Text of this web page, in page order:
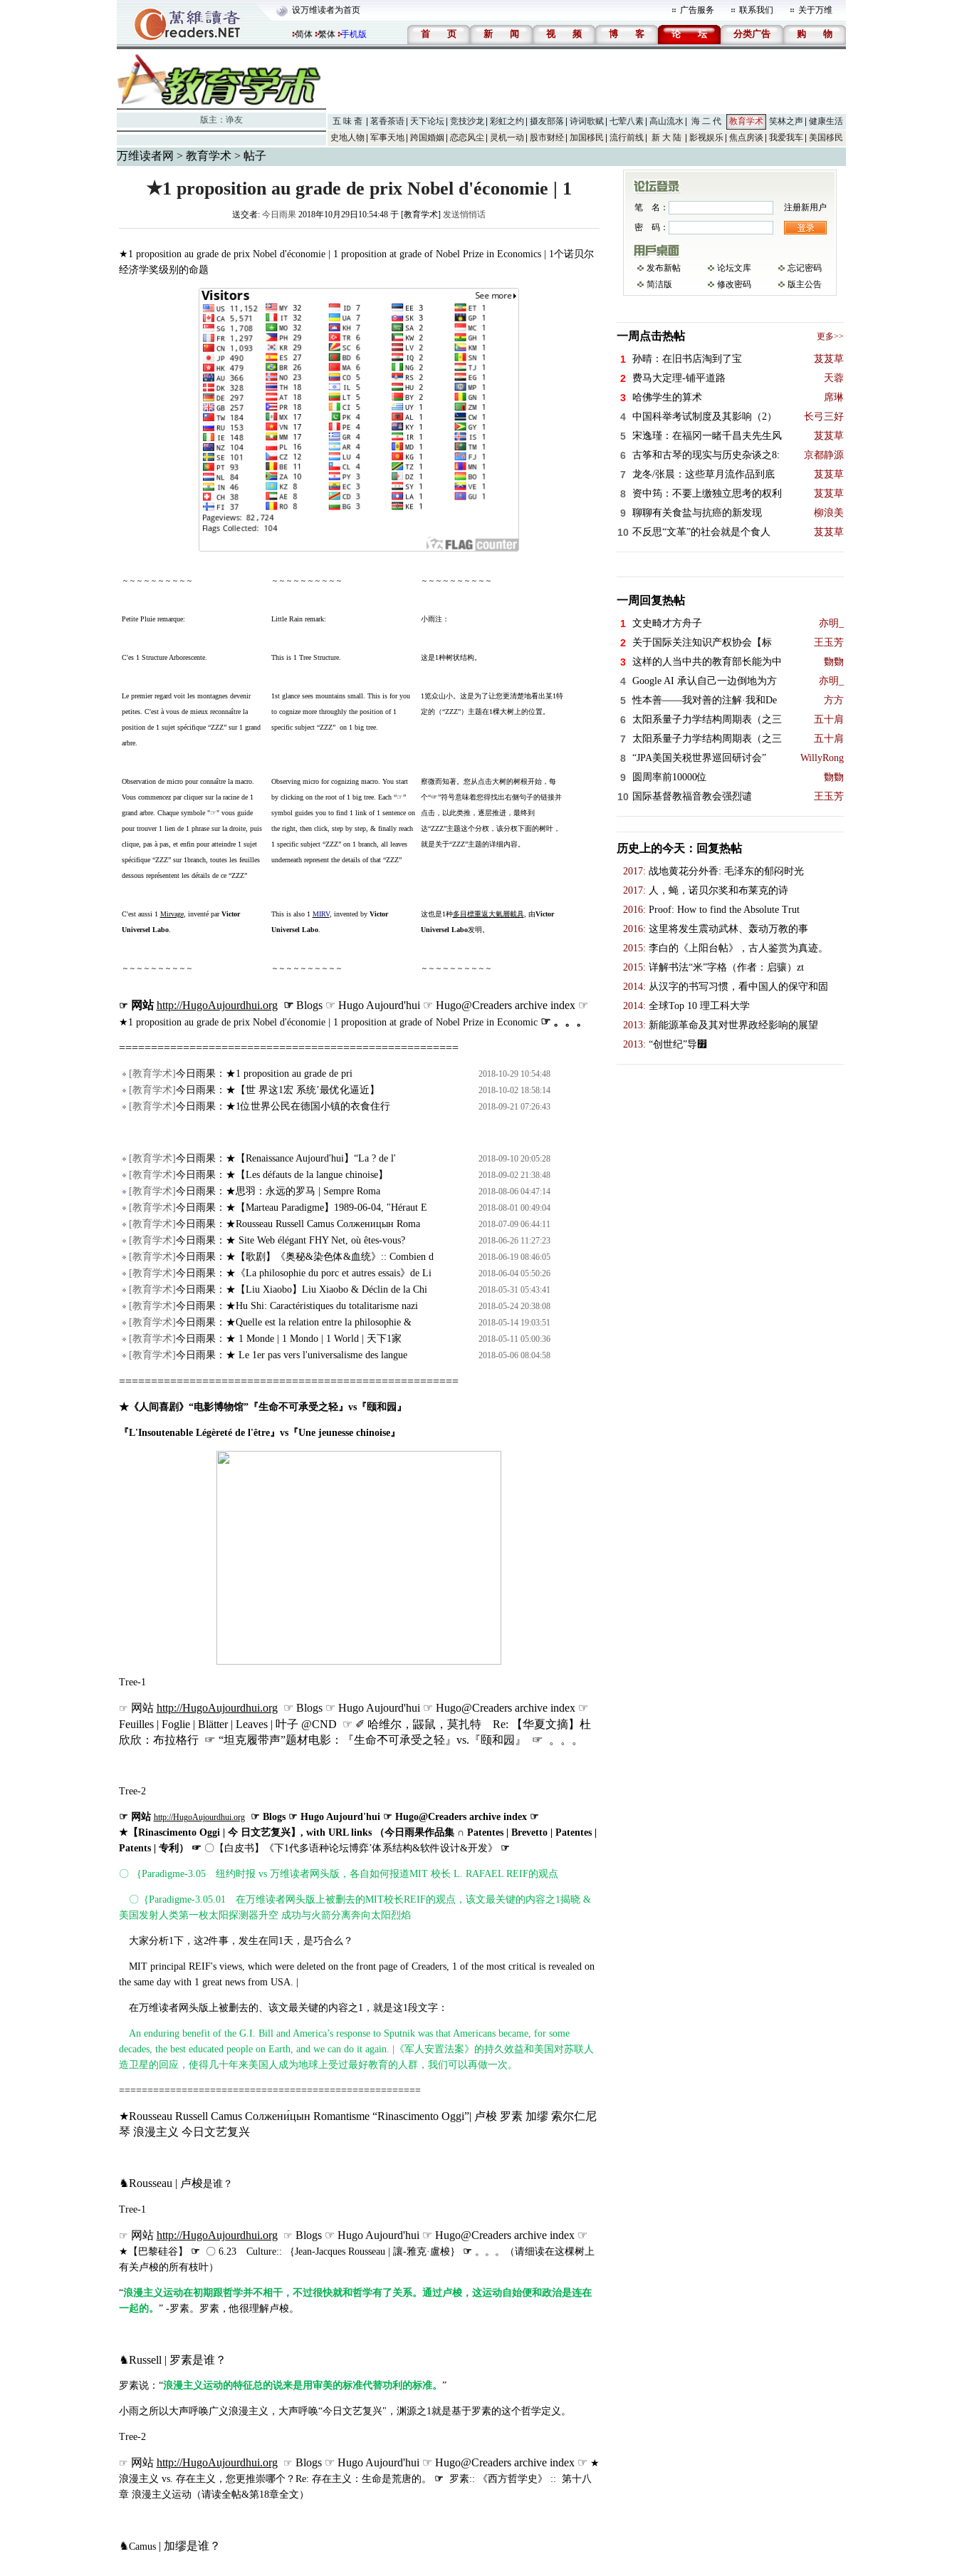
设万维读者为首页 广告服务 联系我们 关于万维
简体 繁体 手机版 首 页 新 闻 视 频 博 客 论 坛 分类广告 购 物
版主： 诤友 五 味 斋 茗香茶语 天下论坛 竞技沙龙 彩虹之约 摄友部落 诗词歌赋 七荤八素 高山流水 海 二 代 教育学术 笑林之声
健康生活
史地人物
军事天地 跨国婚姻 恋恋风尘 灵机一动 股市财经 加国移民 流行前线 新 大 陆 影视娱乐 焦点房谈 我爱我车 美国移民
万维读者网 > 教育学术> 帖子
★1 proposition au grade de prix Nobel d'économie | 1
送交者: 今日雨果 2018年10月29日10:54:48 于 [教育学术] 发送悄悄话
★1 proposition au grade de prix Nobel d'économie | 1 proposition at grade of Nobel Prize in Economics | 1个诺贝尔
经济学奖级别的命题
～～～～～～～～～～ ～～～～～～～～～～ ～～～～～～～～～～
Petite Pluie remarque: Little Rain remark: 小雨注：
C'es 1 Structure Arborescente. This is 1 Tree Structure. 这是1种树状结构。
Le premier regard voit les montagnes devenir
petites. C'est à vous de mieux reconnaître la
position de 1 sujet spécifique “ZZZ” sur 1 grand
arbre.
1st glance sees mountains small. This is for you
to cognize more throughly the position of 1
specific subject “ZZZ” on 1 big tree.
1 览众山小。这是为了让您更清楚地看出某1特
定的（“ZZZ”）主题在1棵大树上的位置。
Observation de micro pour connaître la macro.
Vous commencez par cliquer sur la racine de 1
grand arbre. Chaque symbole "☞" vous guide
pour trouver 1 lien de 1 phrase sur la droite, puis
clique, pas à pas, et enfin pour atteindre 1 sujet
spécifique “ZZZ” sur 1branch, toutes les feuilles
dessous représentent les détails de ce “ZZZ”
Observing micro for cognizing macro. You start
by clicking on the root of 1 big tree. Each “☞”
symbol guides you to find 1 link of 1 sentence on
the right, then click, step by step, & finally reach
1 specific subject “ZZZ” on 1 branch, all leaves
underneath represent the details of that “ZZZ”
察微而知著。您从点击大树的树根开始，每
个“☞”符号意味着您得找出右侧句子的链接并
点击，以此类推，逐层推进，最终到
达“ZZZ”主题这个分杈，该分杈下面的树叶，
就是关于“ZZZ”主题的详细内容。
C'est aussi 1 Mirvage, inventé parVictor
Universel Labo.
This is also 1 MIRV, invented by Victor
Universel Labo.
这也是1种多目標重返大氣層載具, 由Victor
Universel Labo发明。
～～～～～～～～～～ ～～～～～～～～～～ ～～～～～～～～～～
☞ 网站http://HugoAujourdhui.org☞ Blogs ☞ Hugo Aujourd'hui ☞ Hugo@Creaders archive index ☞
★1 proposition au grade de prix Nobel d'économie | 1 proposition at grade of Nobel Prize in Economic ☞ 。。。
=====================================================
[教育学术]今日雨果：★1 proposition au grade de pri 2018-10-29 10:54:48
[教育学术]今日雨果：★【世 界这1宏 系统’最优化逼近】 2018-10-02 18:58:14
[教育学术]今日雨果：★1位世界公民在德国小镇的衣食住行 2018-09-21 07:26:43
[教育学术]今日雨果：★【Renaissance Aujourd'hui】“La ? de l' 2018-09-10 20:05:28
[教育学术]今日雨果：★【Les défauts de la langue chinoise】 2018-09-02 21:38:48
[教育学术]今日雨果：★思羽：永远的罗马 | Sempre Roma 2018-08-06 04:47:14
[教育学术]今日雨果：★【Marteau Paradigme】1989-06-04, "Héraut E 2018-08-01 00:49:04
[教育学术]今日雨果：★Rousseau Russell Camus Солженицын Roma 2018-07-09 06:44:11
[教育学术]今日雨果：★ Site Web élégant FHY Net, où êtes-vous? 2018-06-26 11:27:23
[教育学术]今日雨果：★【歌剧】《奥秘&染色体&血统》:: Combien d 2018-06-19 08:46:05
[教育学术]今日雨果：★《La philosophie du porc et autres essais》de Li 2018-06-04 05:50:26
[教育学术]今日雨果：★【Liu Xiaobo】Liu Xiaobo & Déclin de la Chi 2018-05-31 05:43:41
[教育学术]今日雨果：★Hu Shi: Caractéristiques du totalitarisme nazi 2018-05-24 20:38:08
[教育学术]今日雨果：★Quelle est la relation entre la philosophie & 2018-05-14 19:03:51
[教育学术]今日雨果：★ 1 Monde | 1 Mondo | 1 World | 天下1家 2018-05-11 05:00:36
[教育学术]今日雨果：★ Le 1er pas vers l'universalisme des langue 2018-05-06 08:04:58
=====================================================
★《人间喜剧》“电影博物馆”『生命不可承受之轻』vs『颐和园』
『L'Insoutenable Légèreté de l'être』vs『Une jeunesse chinoise』
Tree-1
☞ 网站 http://HugoAujourdhui.org☞ Blogs ☞ Hugo Aujourd'hui ☞ Hugo@Creaders archive index ☞
Feuilles | Foglie | Blätter | Leaves | 叶子 @CND ☞ ✐ 哈维尔，鼹鼠，莫扎特 Re: 【华夏文摘】杜
欣欣：布拉格行☞ “坦克履带声”题材电影：『生命𣎴可承受之轻』vs.『颐和园』 ☞ 。。。
Tree-2
☞ 网站 http://HugoAujourdhui.org☞ Blogs ☞ Hugo Aujourd'hui ☞ Hugo@Creaders archive index ☞
★【Rinascimento Oggi | 今 日文艺复兴】 , with URL links （今日雨果作品集 ∩ Patentes | Brevetto | Patentes |
Patents | 专利） ☞ 〇【白皮书】《下1代多语种论坛博弈’体系结构&软件设计&开发》 ☞
〇 ｛Paradigme-3.05 纽约时报 vs 万维读者网头版，各自如何报道MIT 校长 L. RAFAEL REIF的观点
〇｛Paradigme-3.05.01 在万维读者网头版上被删去的MIT校长REIF的观点，该文最关键的内容之1揭晓 &
美国发射人类第一枚太阳探测器升空 成功与火箭分离奔向太阳烈焰
大家分析1下，这2件事，发生在同1天，是巧合么？
MIT principal REIF's views, which were deleted on the front page of Creaders, 1 of the most critical is revealed on
the same day with 1 great news from USA. |
在万维读者网头版上被删去的、该文最关键的内容之1，就是这1段文字：
An enduring benefit of the G.I. Bill and America’s response to Sputnik was that Americans became, for some
decades, the best educated people on Earth, and we can do it again. |《军人安置法案》的持久效益和美国对苏联人
造卫星的回应，使得几十年来美国人成为地球上受过最好教育的人群，我们可以再做一次。
=====================================================
★Rousseau Russell Camus Солжени́цын Romantisme “Rinascimento Oggi”| 卢梭 罗素 加缪 索尔仁尼
琴 浪漫主义 今日文艺复兴
♞Rousseau | 卢梭是谁？
Tree-1
☞ 网站 http://HugoAujourdhui.org☞ Blogs ☞ Hugo Aujourd'hui ☞ Hugo@Creaders archive index ☞
★【巴黎硅谷】 ☞ 〇 6.23 Culture:: ｛Jean-Jacques Rousseau | 讓-雅克·盧梭｝ ☞ 。。。（请细读在这棵树上
有关卢梭的所有枝叶）
“浪漫主义运动在初期跟哲学并不相干，不过很快就和哲学有了关系。通过卢梭，这运动自始便和政治是连在
一起的。 ” -罗素。罗素，他很理解卢梭。
♞Russell | 罗素是谁？
罗素说：“浪漫主义运动的特征总的说来是用审美的标准代替功利的标准。 ”
小雨之所以大声呼唤广义浪漫主义，大声呼唤“今日文艺复兴"，渊源之1就是基于罗素的这个哲学定义。
Tree-2
☞ 网站 http://HugoAujourdhui.org☞ Blogs ☞ Hugo Aujourd'hui ☞ Hugo@Creaders archive index ☞ ★
浪漫主义 vs. 存在主义，您更推崇哪个？Re: 存在主义：生命是荒唐的。
☞ 罗素:: 《西方哲学史》 :: 第十八
章 浪漫主义运动（请读全帖&第18章全文）
♞Camus| 加缪是谁？
笔 名：
注册新用户
密 码：
发布新帖 论坛文库
忘记密码
简洁版
修改密码 版主公告
一周点击热帖 更多>>
1 孙晴：在旧书店淘到了宝 芨芨草
2 费马大定理-铺平道路 天蓉
3 哈佛学生的算术 席琳
4 中国科举考试制度及其影响（2） 长弓三好
5 宋逸瑾：在福冈一睹千昌夫先生风 芨芨草
6 古筝和古琴的现实与历史杂谈之8: 京都静源
7 龙冬/张晨：这些草月流作品到底 芨芨草
8 资中筠：不要上缴独立思考的权利 芨芨草
9 聊聊有关食盐与抗癌的新发现 柳浪美
10 不反思“文革”的社会就是个食人 芨芨草
一周回复热帖
1 文史畸才方舟子 亦明_
2 关于国际关注知识产权协会【标 王玉芳
3 这样的人当中共的教育部长能为中 覅覅
4 Google AI 承认自己一边倒地为方 亦明_
5 性本善——我对善的注解·我和De 方方
6 太阳系量子力学结构周期表（之三 五十肩
7 太阳系量子力学结构周期表（之三 五十肩
8 “JPA美国关税世界巡回研讨会” WillyRong
9 圆周率前10000位 覅覅
10 国际基督教福音教会强烈谴 王玉芳
历史上的今天：回复热帖
2017: 战地黄花分外香: 毛泽东的郁闷时光
2017: 人，蝇，诺贝尔奖和布莱克的诗
2016: Proof: How to find the Absolute Trut
2016: 这里将发生震动武林、轰动万教的事
2015: 李白的《上阳台帖》，古人鉴赏为真迹。
2015: 详解书法“米”字格（作者：启骧）zt
2014: 从汉字的书写习惯，看中国人的保守和固
2014: 全球Top 10 理工科大学
2013: 新能源革命及其对世界政经影响的展望
2013: “创世纪”导෿